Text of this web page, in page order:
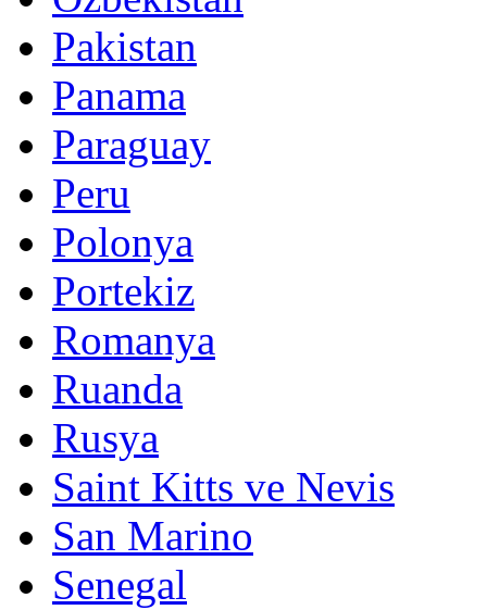
Pakistan
Panama
Paraguay
Peru
Polonya
Portekiz
Romanya
Ruanda
Rusya
Saint Kitts ve Nevis
San Marino
Senegal